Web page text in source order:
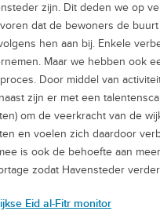
zijn. Dit deden we op
dat de bewoners de
hen aan bij. Enkele
Maar we hebben ook
Door middel van
zijn er met een
om de veerkracht van de
en voelen zich daardoor
is ook de behoefte aan
zodat Havensteder
Eid al-Fitr monitor